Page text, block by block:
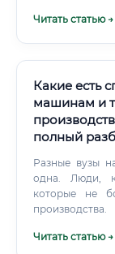
этапов.
Читать статью →
Какие есть
машинам и
полный
Разные вузы
одна. Люди,
которые не
производства.
Читать статью →